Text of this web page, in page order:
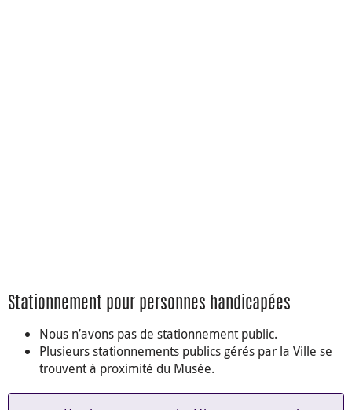
Stationnement pour personnes handicapées
Nous n’avons pas de stationnement public.
Plusieurs stationnements publics gérés par la Ville se
trouvent à proximité du Musée.